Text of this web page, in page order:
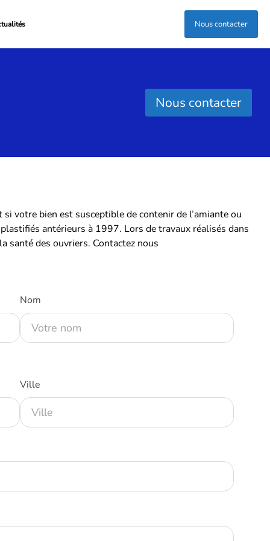
Nous contacter
Nous contacter
votre bien est susceptible de contenir de l’amiante ou
antérieurs à 1997. Lors de travaux réalisés dans
santé des ouvriers. Contactez nous
Nom
Ville